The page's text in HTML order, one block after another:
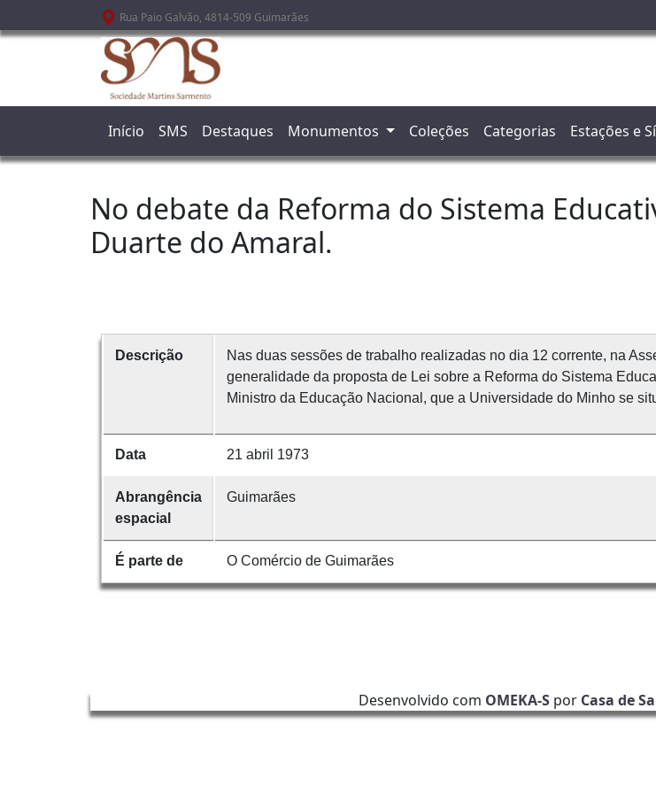
Passar para o conteúdo principal
Rua Paio Galvão, 4814-509 Guimarães
Início SMS Destaques Monumentos Coleções Categorias Estações e
No debate da Reforma do Sistema
Duarte do Amaral.
Descrição
Nas duas sessões de trabalho realizadas no dia 12 corrente, na
generalidade da proposta de Lei sobre a Reforma do Sistema
Ministro da Educação Nacional, que a Universidade do Minho se
Data 21 abril 1973
Abrangência
espacial
Guimarães
É parte de O Comércio de Guimarães
Desenvolvido com OMEKA-Spor Casa de